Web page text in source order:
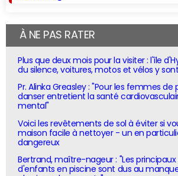
À NE PAS RATER
Plus que deux mois pour la visiter : l'île
du silence, voitures, motos et vélos y
Pr. Alinka Greasley : "Pour les femmes de
danser entretient la santé
mental"
Voici les revêtements de sol à éviter si
maison facile à nettoyer - un en
dangereux
Bertrand, maître-nageur : "Les
d'enfants en piscine sont dus au